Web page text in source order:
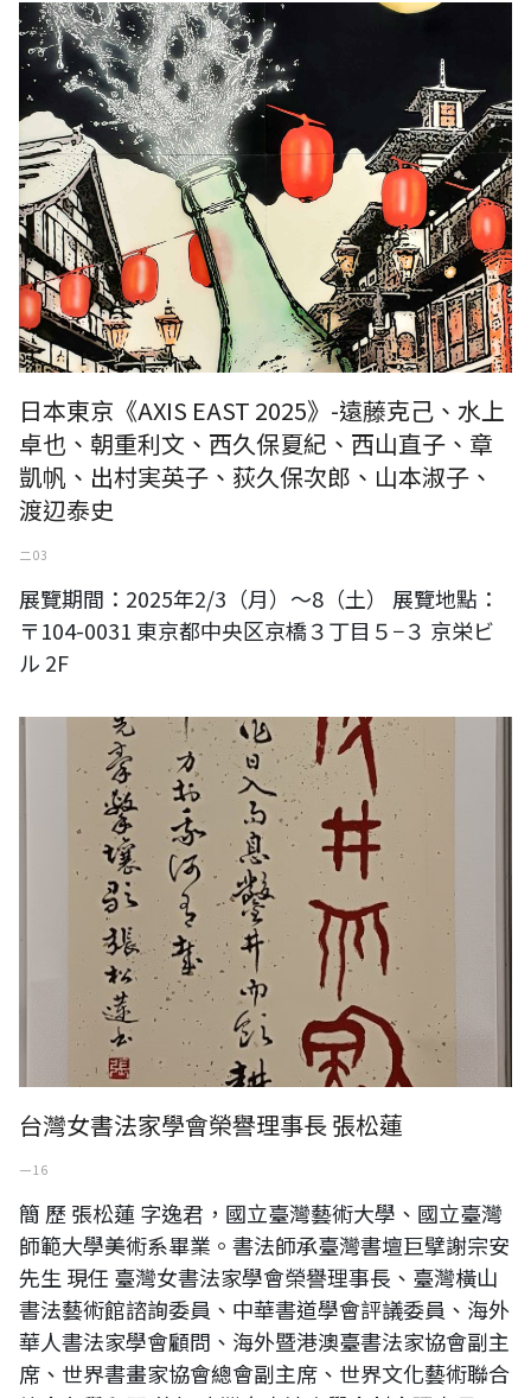
日本東京藝術太空羅針盤畫廊《AXIS EAST 2025》-遠藤克己、水上卓
也、朝重利文、西久保夏紀、西山直子、章凱帆、出村実英子、荻久保次
郎、山本淑子、渡辺泰史
日本東京《AXIS EAST 2025》-遠藤克己、水上
卓也、朝重利文、西久保夏紀、西山直子、章
凱帆、出村実英子、荻久保次郎、山本淑子、
渡辺泰史
二 03
展覽期間：2025年2/3（月）～8（土） 展覽地點：
〒104-0031 東京都中央区京橋３丁目５−３ 京栄ビ
ル 2F
台灣女書法家學會榮譽理事長 張松蓮
一 16
簡 歷 張松蓮 字逸君，國立臺灣藝術大學、國立臺灣
師範大學美術系畢業。書法師承臺灣書壇巨擘謝宗安
先生 現任 臺灣女書法家學會榮譽理事長、臺灣橫山
書法藝術館諮詢委員、中華書道學會評議委員、海外
華人書法家學會顧問、海外暨港澳臺書法家協會副主
席、世界書畫家協會總會副主席、世界文化藝術聯合